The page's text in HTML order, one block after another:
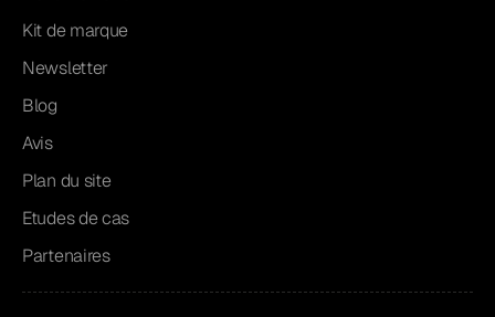
Kit de marque
Newsletter
Blog
Avis
Plan du site
Etudes de cas
Partenaires